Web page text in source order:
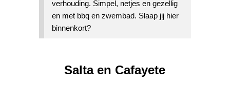
verhouding. Simpel, netjes en gezellig
en met bbq en zwembad. Slaap jij hier
binnenkort?
Salta en Cafayete